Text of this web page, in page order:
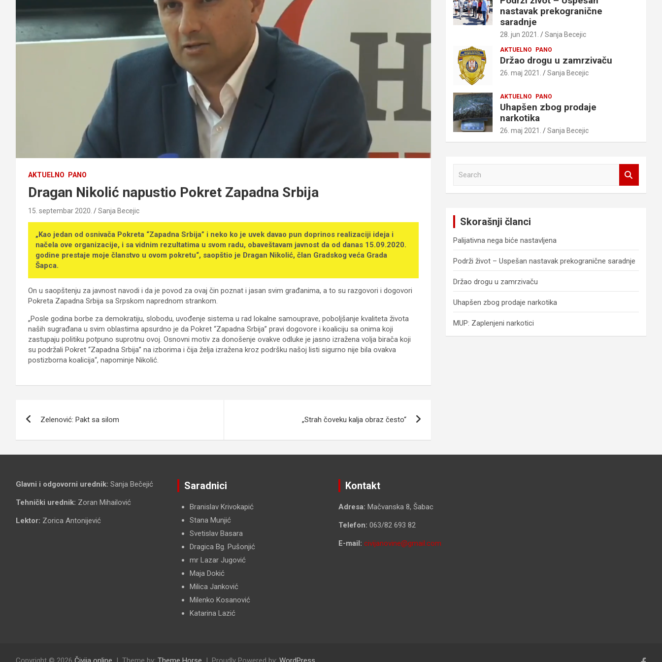
AKTUELNO PANO
Dragan Nikolić napustio Pokret Zapadna Srbija
15. septembar 2020. Sanja Becejic
„Kao jedan od osnivača Pokreta “Zapadna Srbija” i neko ko je uvek davao pun doprinos realizaciji ideja i
načela ove organizacije, i sa vidnim rezultatima u svom radu, obaveštavam javnost da od danas 15.09.2020.
godine prestaje moje članstvo u ovom pokretu“, saopštio je Dragan Nikolić, član Gradskog veća Grada
Šapca.
On u saopštenju za javnost navodi i da je povod za ovaj čin poznat i jasan svim građanima, a to su razgovori i dogovori
Pokreta Zapadna Srbija sa Srpskom naprednom strankom.
„Posle godina borbe za demokratiju, slobodu, uvođenje sistema u rad lokalne samouprave, poboljšanje kvaliteta života
naših sugrađana u svim oblastima apsurdno je da Pokret “Zapadna Srbija” pravi dogovore i koaliciju sa onima koji
zastupaju politiku potpuno suprotnu ovoj. Osnovni motiv za donošenje ovakve odluke je jasno izražena volja birača koji
su podržali Pokret “Zapadna Srbija” na izborima i čija želja izražena kroz podršku našoj listi sigurno nije bila ovakva
postizborna koalicija“, napominje Nikolić.
Zelenović: Pakt sa silom „Strah čoveku kalja obraz često“
nastavak prekogranične
saradnje
28. jun 2021. Sanja Becejic
AKTUELNO PANO
Držao drogu u zamrzivaču
26. maj 2021. Sanja Becejic
AKTUELNO PANO
Uhapšen zbog prodaje
narkotika
26. maj 2021. Sanja Becejic
Skorašnji članci
Palijativna nega biće nastavljena
Podrži život – Uspešan nastavak prekogranične saradnje
Držao drogu u zamrzivaču
Uhapšen zbog prodaje narkotika
MUP: Zaplenjeni narkotici
Glavni i odgovorni urednik: Sanja Bečejić
Tehnički urednik: Zoran Mihailović
Lektor: Zorica Antonijević
Saradnici
Branislav Krivokapić
Stana Munjić
Svetislav Basara
Dragica Bg. Pušonjić
mr Lazar Jugović
Maja Dokić
Milica Janković
Milenko Kosanović
Katarina Lazić
Kontakt
Adresa: Mačvanska 8, Šabac
Telefon: 063/82 693 82
E-mail: civijanovine@gmail.com